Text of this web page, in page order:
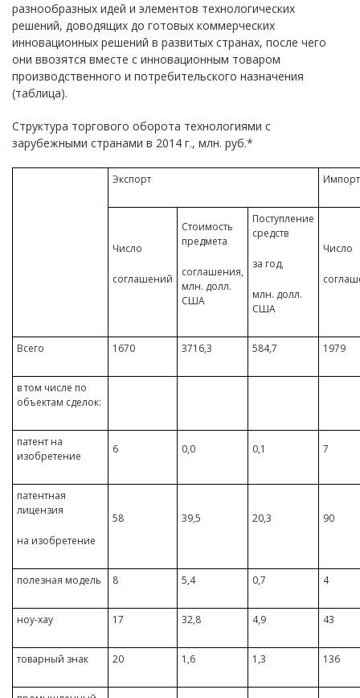
разнообразных идей и элементов технологических
решений, доводящих до готовых коммерческих
инновационных решений в развитых странах, после чего
они ввозятся вместе с инновационным товаром
производственного и потребительского назначения
(таблица).
Структура торгового оборота технологиями с
зарубежными странами в 2014 г., млн. руб.*
Экспорт Импорт
Число
соглашений
Стоимость
предмета
соглашения,
млн. долл.
США
Поступление
средств
за год,
млн. долл.
США
Число
Всего 1670 3716,3 584,7 1979
в том числе по
объектам сделок:
патент на
изобретение
6 0,0 0,1 7
патентная
лицензия
на изобретение
58 39,5 20,3 90
полезная модель 8 5,4 0,7 4
ноу-хау 17 32,8 4,9 43
товарный знак 20 1,6 1,3 136